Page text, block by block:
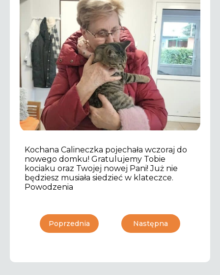
Kochana Calineczka pojechała wczoraj do
nowego domku! Gratulujemy Tobie
kociaku oraz Twojej nowej Pani! Już nie
będziesz musiała siedzieć w klateczce.
Powodzenia
Poprzednia Następna